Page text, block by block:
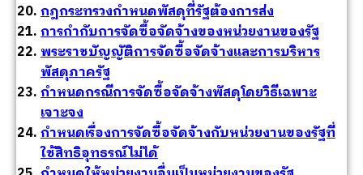
กฎกระทรวงกำหนดพัสดุที่รัฐต้องการส่ง
การกำกับการจัดซื้อจัดจ้างของหน่วยงานของรัฐ
พระราชบัญญัติการจัดซื้อจัดจ้างและการบริหาร
พัสดุภาครัฐ
กำหนดกรณีการจัดซื้อจัดจ้างพัสดุโดยวิธีเฉพาะ
เจาะจง
กำหนดเรื่องการจัดซื้อจัดจ้างกับหน่วยงานของรัฐที่
ใช้สิทธิอุทธรณ์ไม่ได้